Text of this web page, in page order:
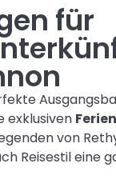
für
exklusiven
von
Reisestil eine